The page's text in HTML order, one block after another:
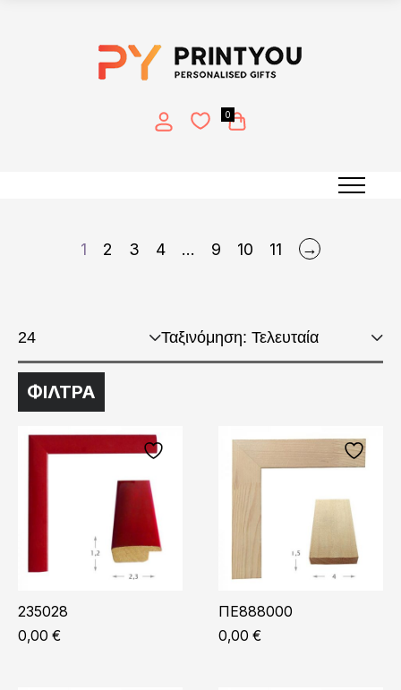
0
1 2 3 4 … 9 10 11 →
ΦΙΛΤΡΑ
235028
0,00 €
ΠΕ888000
0,00 €